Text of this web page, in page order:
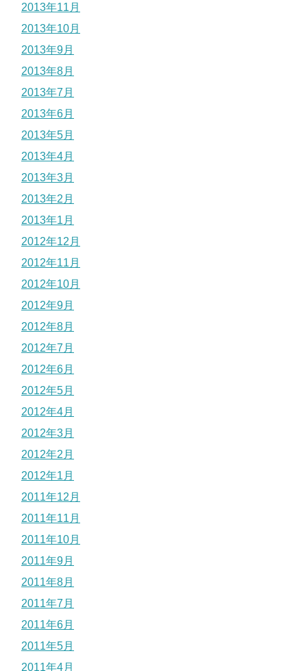
2013年11月
2013年10月
2013年9月
2013年8月
2013年7月
2013年6月
2013年5月
2013年4月
2013年3月
2013年2月
2013年1月
2012年12月
2012年11月
2012年10月
2012年9月
2012年8月
2012年7月
2012年6月
2012年5月
2012年4月
2012年3月
2012年2月
2012年1月
2011年12月
2011年11月
2011年10月
2011年9月
2011年8月
2011年7月
2011年6月
2011年5月
2011年4月